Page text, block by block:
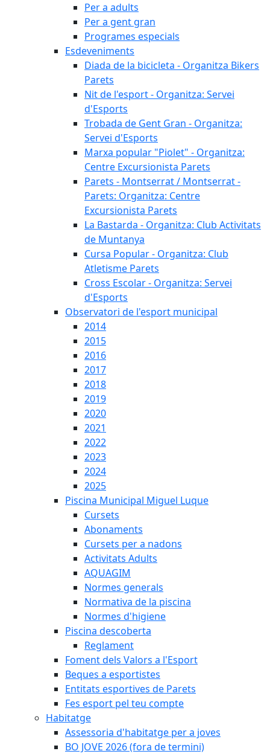
Per a adults
Per a gent gran
Programes especials
Esdeveniments
Diada de la bicicleta - Organitza Bikers
Parets
Nit de l'esport - Organitza: Servei
d'Esports
Trobada de Gent Gran - Organitza:
Servei d'Esports
Marxa popular "Piolet" - Organitza:
Centre Excursionista Parets
Parets - Montserrat / Montserrat -
Parets: Organitza: Centre
Excursionista Parets
La Bastarda - Organitza: Club Activitats
de Muntanya
Cursa Popular - Organitza: Club
Atletisme Parets
Cross Escolar - Organitza: Servei
d'Esports
Observatori de l'esport municipal
2014
2015
2016
2017
2018
2019
2020
2021
2022
2023
2024
2025
Piscina Municipal Miguel Luque
Cursets
Abonaments
Cursets per a nadons
Activitats Adults
AQUAGIM
Normes generals
Normativa de la piscina
Normes d'higiene
Piscina descoberta
Reglament
Foment dels Valors a l'Esport
Beques a esportistes
Entitats esportives de Parets
Fes esport pel teu compte
Habitatge
Assessoria d'habitatge per a joves
BO JOVE 2026 (fora de termini)